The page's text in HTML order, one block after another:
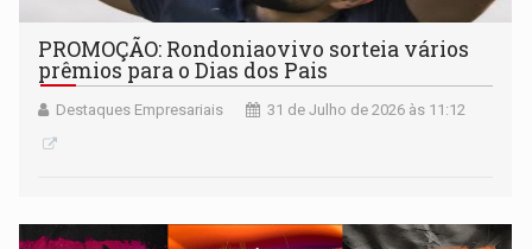
PROMOÇÃO: Rondoniaovivo sorteia vários
prêmios para o Dias dos Pais
Destaques Empresariais 31 de Julho de 2026 às 11:12